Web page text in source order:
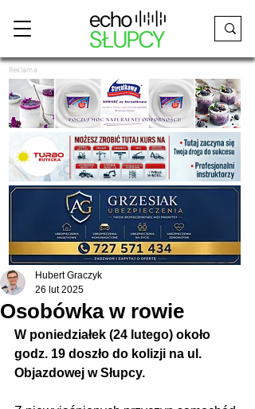
Reklama
Osobówka w rowie
Hubert Graczyk
26 lut 2025
W poniedziałek (24 lutego) około
godz. 19 doszło do kolizji na ul.
Objazdowej w Słupcy.